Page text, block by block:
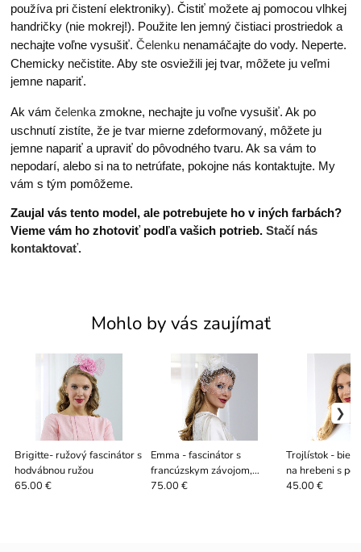
používa pri čistení elektroniky). Čistiť možete aj pomocou vlhkej
handričky (nie mokrej!). Použite len jemný čistiaci prostriedok a
nechajte voľne vysušiť.Čelenku nenamáčajte do vody. Neperte.
Chemicky nečistite. Aby ste osviežili jej tvar, môžete ju veľmi
jemne napariť.
Ak vám čelenka zmokne, nechajte ju voľne vysušiť. Ak po
uschnutí zistíte, že je tvar mierne zdeformovaný, môžete ju
jemne napariť a upraviť do pôvodného tvaru. Ak sa vám to
nepodarí, alebo si na to netrúfate, pokojne nás kontaktujte. My
vám s tým pomôžeme.
Zaujal vás tento model, ale potrebujete ho v iných farbách?
Vieme vám ho zhotoviť podľa vašich potrieb.Stačí nás
kontaktovať.
Mohlo by vás zaujímať
Brigitte- ružový fascinátor s
hodvábnou ružou
65.00 €
Emma - fascinátor s
francúzskym závojom,
hodvábnou ružou a perím
75.00 €
Trojlístok -
na hrebeni s
45.00 €